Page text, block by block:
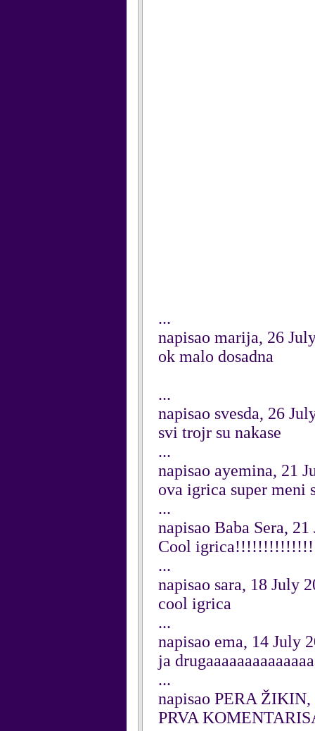
...
napisao marija, 26
ok malo dosadna
...
napisao svesda, 26
svi trojr su nakase
...
napisao ayemina, 21
ova igrica super meni
...
napisao Baba Sera,
Cool
...
napisao sara, 18 July
cool igrica
...
napisao ema, 14 July
ja
...
napisao PERA ŽIKIN,
PRVA